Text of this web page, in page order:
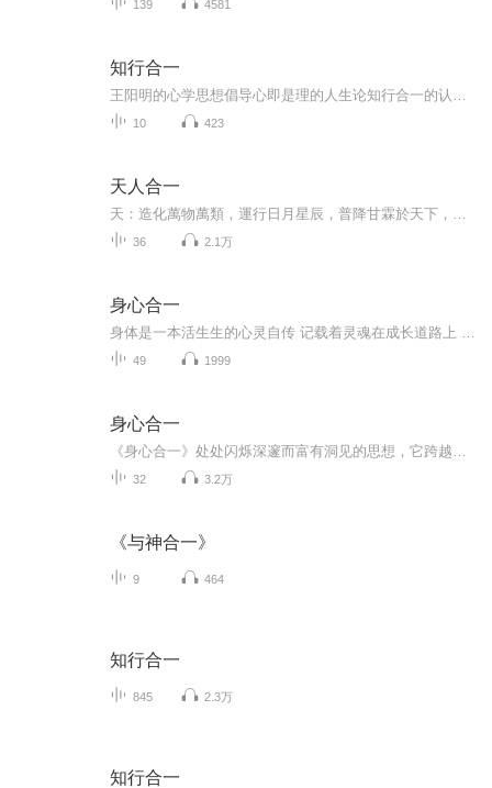
139 4581
知行合一
10 423
天人合一
36 2.1万
身心合一
49 1999
身心合一
32 3.2万
《与神合一》
9 464
知行合一
845 2.3万
知行合一